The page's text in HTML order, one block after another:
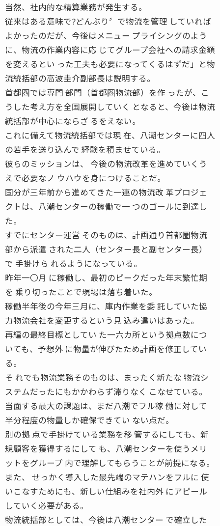
当然、社内的な精算業務が発生する。
従来はある意味で?どんぶり〞で物流を管理 していれば
よかったのだが、今後はメニュー プライシングのよう
に、物流の作業内容に応 じてグループ会社への請求金額
を変えるとい った工夫も必要になってくるはずだ」と物
流統括部の高波圭介副部長は説明する。
首都圏では専門 部門（首都圏物流部）を作 ったが、こ
うした考え方を全国展開していく となると、今後は物流
統括部が中心にならざ るをえない。
これに備えて物流統括部では現 在、八潮センターに四人
の若手を送り込んで 経験を積ませている。
彼らのミッションは、 今後の物流改革を進めていくう
えで必要なノ ウハウを身につけることだ。
国分が三年前から進めてきた一連の物流改 革プロジェ
クトは、八潮センターの稼働で一 つのゴールに到達し
た。
すでにセンター運営 そのものは、計画通り首都圏物流
部から派遣 された二人（センター長と副センター長）
で 手掛けら れるようになっている。
昨年一〇月 に稼働し、最初のピークだった年末繁忙期
を 乗り切ったことで現場は落ち着いた。
稼働半年後の今年三月に、庫内作業を委 託していた協
力物流会社を変更するという見 込み違いはあった。
再編の最終目標としてい た一六カ所という拠点数につ
いても、予想外 に物量が伸びたため計画を修正してい
る。
そ れでも物流業務そのものは、まったく新たな 物流シ
ステムだったにもかかわらず滞りなく こなせている。
当面する最大の課題は、まだ八潮でフル稼 働に対して
半分程度の物量しか確保できてい ない点だ。
別の拠 点で手掛けている業務を移 管するにしても、新
規顧客を獲得するにして も、八潮センターを使うメリ
ットをグループ 内で理解してもらうことが前提になる。
また、 せっかく導入した最先端のマテハンをフルに 使
いこなすためにも、新しい仕組みを社内外 にアピール
していく必要がある。
物流統括部としては、今後は八潮センター で確立した